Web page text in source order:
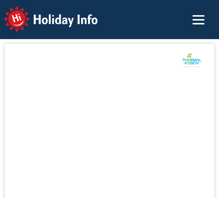
Holiday Info